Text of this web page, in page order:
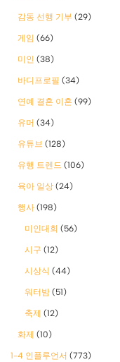
감동 선행 기부 (29)
게임 (66)
미인 (38)
바디프로필 (34)
연예 결혼 이혼 (99)
유머 (34)
유튜브 (128)
유행 트렌드 (106)
육아 일상 (24)
행사 (198)
미인대회 (56)
시구 (12)
시상식 (44)
워터밤 (51)
축제 (12)
화제 (10)
1-4 인플루언서 (773)